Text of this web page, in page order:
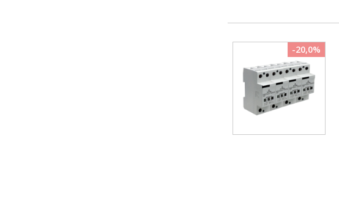
-20,0%